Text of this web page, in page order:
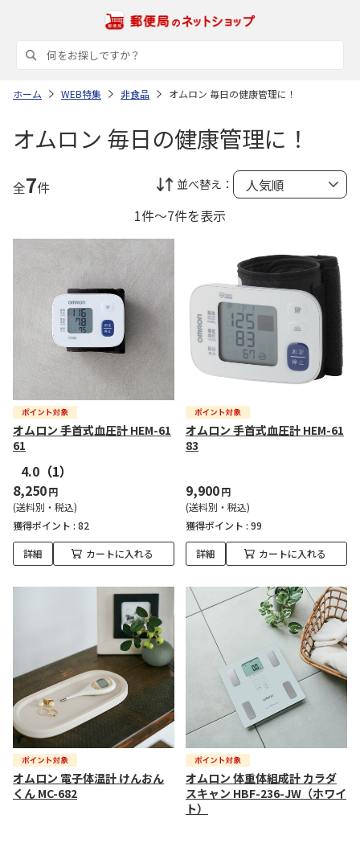
ホーム WEB特集 非食品 オムロン 毎日の健康管理に！
オムロン 毎日の健康管理に！
全7件 並べ替え：
1件～7件を表示
オムロン 手首式血圧計 HEM-61
61
4.0 （1）
8,250円
(送料別・税込)
獲得ポイント : 82
詳細 カートに入れる
オムロン 手首式血圧計 HEM-61
83
9,900円
(送料別・税込)
獲得ポイント : 99
詳細 カートに入れる
オムロン 電子体温計 けんおん
くん MC-682
オムロン 体重体組成計 カラダ
スキャン HBF-236-JW（ホワイ
ト）